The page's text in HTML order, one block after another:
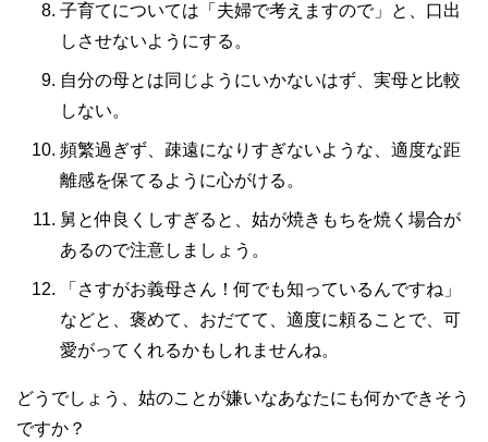
子育てについては「夫婦で考えますので」と、口出
しさせないようにする。
自分の母とは同じようにいかないはず、実母と比較
しない。
頻繁過ぎず、疎遠になりすぎないような、適度な距
離感を保てるように心がける。
舅と仲良くしすぎると、姑が焼きもちを焼く場合が
あるので注意しましょう。
「さすがお義母さん！何でも知っているんですね」
などと、褒めて、おだてて、適度に頼ることで、可
愛がってくれるかもしれませんね。
どうでしょう、姑のことが嫌いなあなたにも何かできそう
ですか？